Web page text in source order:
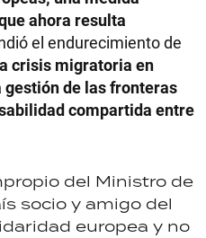
ahora resulta
el endurecimiento de
crisis migratoria en
gestión de las fronteras
compartida entre
del Ministro de
socio y amigo del
europea y no